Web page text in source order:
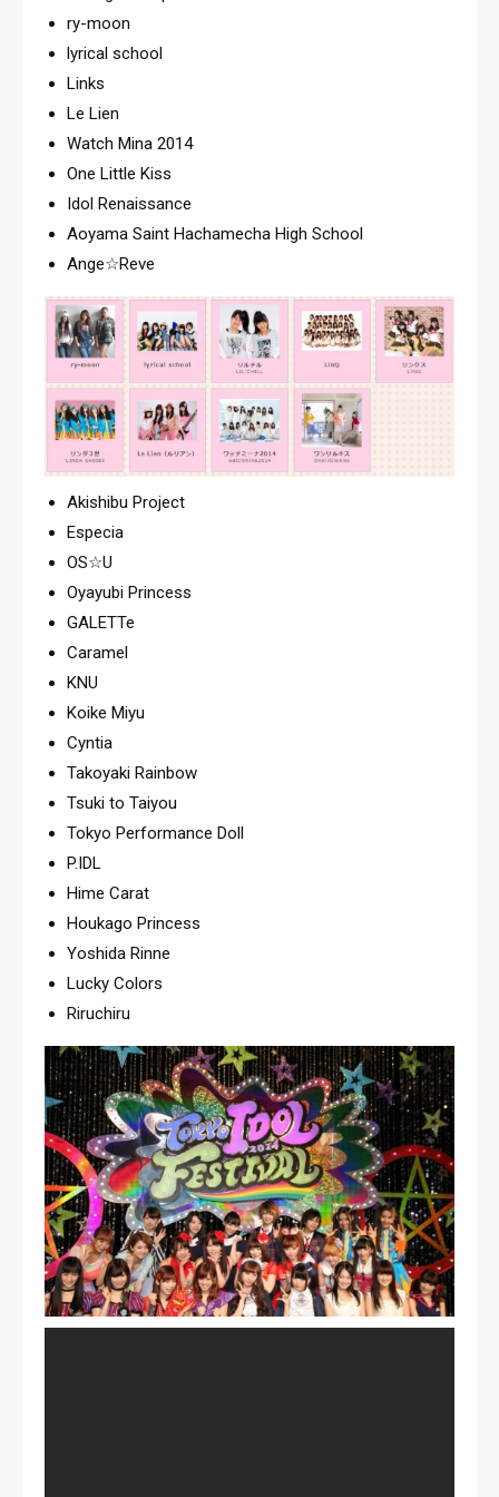
ry-moon
lyrical school
Links
Le Lien
Watch Mina 2014
One Little Kiss
Idol Renaissance
Aoyama Saint Hachamecha High School
Ange☆Reve
Akishibu Project
Especia
OS☆U
Oyayubi Princess
GALETTe
Caramel
KNU
Koike Miyu
Cyntia
Takoyaki Rainbow
Tsuki to Taiyou
Tokyo Performance Doll
P.IDL
Hime Carat
Houkago Princess
Yoshida Rinne
Lucky Colors
Riruchiru